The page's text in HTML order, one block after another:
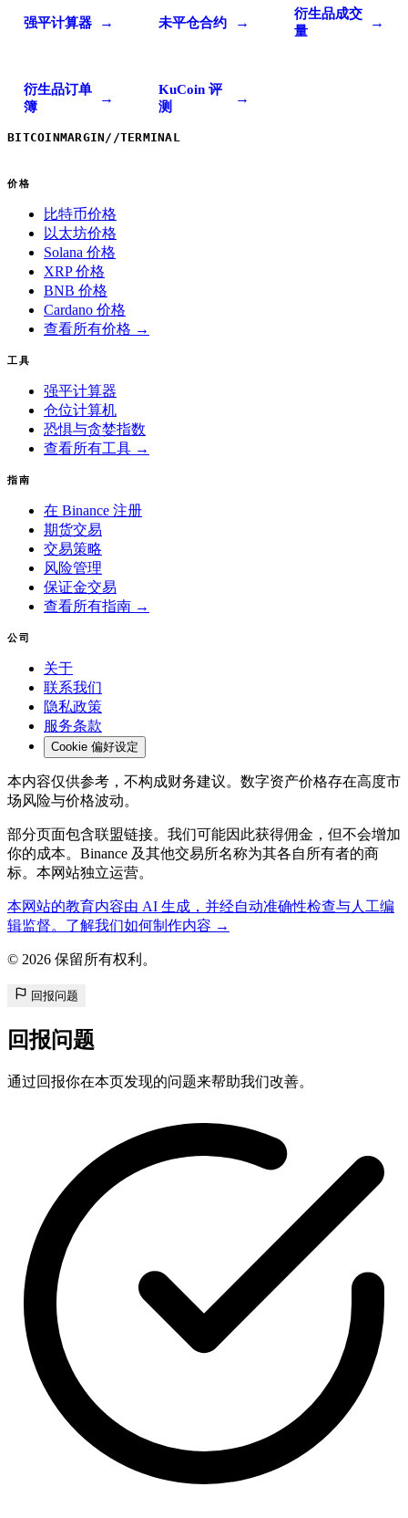
强平计算器 → 未平仓合约 →
衍生品成交
量
→
衍生品订单
簿
→
KuCoin 评
测
→
BITCOINMARGIN//TERMINAL
价格
比特币价格
以太坊价格
Solana 价格
XRP 价格
BNB 价格
Cardano 价格
查看所有价格 →
工具
强平计算器
仓位计算机
恐惧与贪婪指数
查看所有工具 →
指南
在 Binance 注册
期货交易
交易策略
风险管理
保证金交易
查看所有指南 →
公司
关于
联系我们
隐私政策
服务条款
Cookie 偏好设定
本内容仅供参考，不构成财务建议。数字资产价格存在高度市
场风险与价格波动。
部分页面包含联盟链接。我们可能因此获得佣金，但不会增加
你的成本。Binance 及其他交易所名称为其各自所有者的商
标。本网站独立运营。
本网站的教育内容由 AI 生成，并经自动准确性检查与人工编
辑监督。了解我们如何制作内容 →
© 2026 保留所有权利。
回报问题
回报问题
通过回报你在本页发现的问题来帮助我们改善。